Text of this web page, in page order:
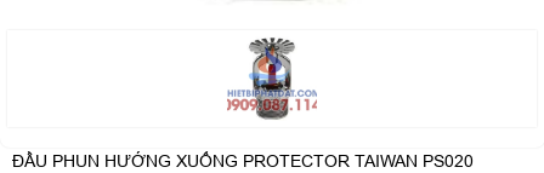
ĐẦU PHUN HƯỚNG XUỐNG PROTECTOR TAIWAN PS020